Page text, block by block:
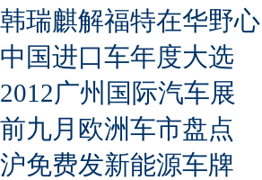
韩瑞麒解福特在华野心
中国进口车年度大选
2012广州国际汽车展
前九月欧洲车市盘点
沪免费发新能源车牌